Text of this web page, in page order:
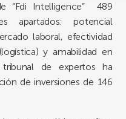
“Fdi Intelligence” 489
apartados: potencial
laboral, efectividad
y amabilidad en
de expertos ha
de inversiones de 146